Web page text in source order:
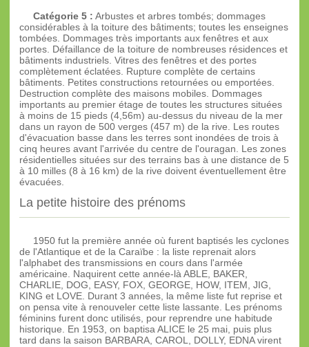
Catégorie 5 : Arbustes et arbres tombés; dommages
considérables à la toiture des bâtiments; toutes les enseignes
tombées. Dommages très importants aux fenêtres et aux
portes. Défaillance de la toiture de nombreuses résidences et
bâtiments industriels. Vitres des fenêtres et des portes
complètement éclatées. Rupture complète de certains
bâtiments. Petites constructions retournées ou emportées.
Destruction complète des maisons mobiles. Dommages
importants au premier étage de toutes les structures situées
à moins de 15 pieds (4,56m) au-dessus du niveau de la mer
dans un rayon de 500 verges (457 m) de la rive. Les routes
d'évacuation basse dans les terres sont inondées de trois à
cinq heures avant l'arrivée du centre de l'ouragan. Les zones
résidentielles situées sur des terrains bas à une distance de 5
à 10 milles (8 à 16 km) de la rive doivent éventuellement être
évacuées.
La petite histoire des prénoms
1950 fut la première année où furent baptisés les cyclones
de l'Atlantique et de la Caraïbe : la liste reprenait alors
l'alphabet des transmissions en cours dans l'armée
américaine. Naquirent cette année-là ABLE, BAKER,
CHARLIE, DOG, EASY, FOX, GEORGE, HOW, ITEM, JIG,
KING et LOVE. Durant 3 années, la même liste fut reprise et
on pensa vite à renouveler cette liste lassante. Les prénoms
féminins furent donc utilisés, pour reprendre une habitude
historique. En 1953, on baptisa ALICE le 25 mai, puis plus
tard dans la saison BARBARA, CAROL, DOLLY, EDNA virent